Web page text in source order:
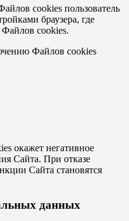
cookies пользователь
браузера, где
cookies.
Файлов cookies
окажет негативное
Сайта. При отказе
Сайта становятся
данных